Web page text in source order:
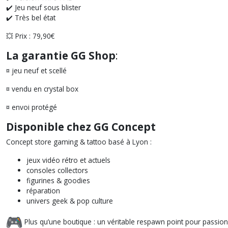
✔️ Jeu neuf sous blister
✔️ Très bel état
💥 Prix : 79,90€
La garantie GG Shop:
¤ jeu neuf et scellé
¤ vendu en crystal box
¤ envoi protégé
Disponible chez GG Concept
Concept store gaming & tattoo basé à Lyon :
jeux vidéo rétro et actuels
consoles collectors
figurines & goodies
réparation
univers geek & pop culture
Plus qu’une boutique : un véritable respawn point pour